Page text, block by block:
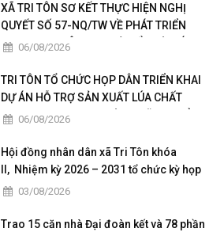
XÃ TRI TÔN SƠ KẾT THỰC HIỆN NGHỊ
QUYẾT SỐ 57-NQ/TW VỀ PHÁT TRIỂN
KHOA HỌC, CÔNG NGHỆ, ĐỔI MỚI SÁNG
06/08/2026
TRI TÔN TỔ CHỨC HỌP DÂN TRIỂN KHAI
DỰ ÁN HỖ TRỢ SẢN XUẤT LÚA CHẤT
LƯỢNG CAO THEO HƯỚNG HỮU CƠ VÀ
06/08/2026
Hội đồng nhân dân xã Tri Tôn khóa
II, Nhiệm kỳ 2026 – 2031 tổ chức kỳ họp
thứ 4 giữa năm 2026
03/08/2026
Trao 15 căn nhà Đại đoàn kết và 78 phần